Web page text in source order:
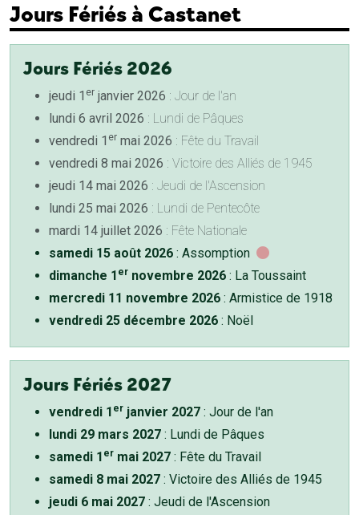
Jours Fériés à Castanet
Jours Fériés 2026
jeudi 1 er janvier 2026 : Jour de l'an
lundi 6 avril 2026 : Lundi de Pâques
vendredi 1 er mai 2026 : Fête du Travail
vendredi 8 mai 2026 : Victoire des Alliés de 1945
jeudi 14 mai 2026 : Jeudi de l'Ascension
lundi 25 mai 2026 : Lundi de Pentecôte
mardi 14 juillet 2026 : Fête Nationale
samedi 15 août 2026 : Assomption
dimanche 1 er novembre 2026 : La Toussaint
mercredi 11 novembre 2026 : Armistice de 1918
vendredi 25 décembre 2026 : Noël
Jours Fériés 2027
vendredi 1 er janvier 2027 : Jour de l'an
lundi 29 mars 2027 : Lundi de Pâques
samedi 1 er mai 2027 : Fête du Travail
samedi 8 mai 2027 : Victoire des Alliés de 1945
jeudi 6 mai 2027 : Jeudi de l'Ascension